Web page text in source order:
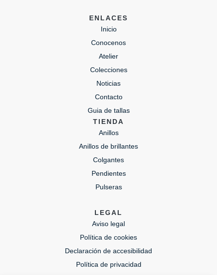
ENLACES
Inicio
Conocenos
Atelier
Colecciones
Noticias
Contacto
Guia de tallas
TIENDA
Anillos
Anillos de brillantes
Colgantes
Pendientes
Pulseras
LEGAL
Aviso legal
Política de cookies
Declaración de accesibilidad
Política de privacidad